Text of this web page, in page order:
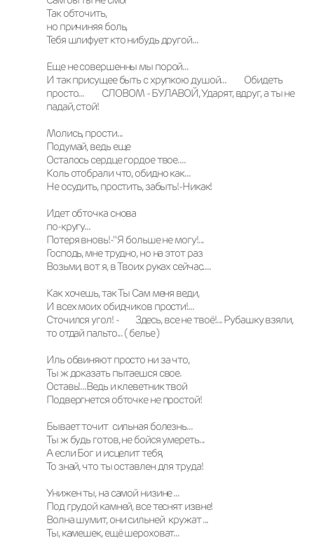
Так обточить,
но причиняя боль,
Тебя шлифует кто нибудь другой...
Еще не совершенны мы порой...
И так присущее быть с хрупкою душой...         Обидеть
просто...         СЛОВОМ - БУЛАВОЙ, Ударят, вдруг, а ты не
падай, стой!
Молись, прости...
Подумай, ведь еще
Осталось сердце гордое твое....
Коль отобрали что, обидно как...
Не осудить, простить, забыть!-Никак!
Идет обточка снова
по-кругу...
Потеря вновь!-" Я больше не могу!...
Господь, мне трудно, но на этот раз
Возьми, вот я, в Твоих руках сейчас....
Как хочешь, так Ты Сам меня веди,
И всех моих обидчиков прости!...
Сточился угол! -        Здесь, все не твоё!... Рубашку взяли,
то отдай пальто... ( белье )
Иль обвиняют просто ни за что,
Ты ж доказать пытаешся свое.
Оставь!...Ведь и клеветник твой
Подвергнется обточке не простой!
Бывает точит  сильная болезнь...
Ты ж будь готов, не бойся умереть...
А если Бог и исцелит тебя,
То знай, что ты оставлен для труда!
Унижен ты, на самой низине ...
Под грудой камней, все теснят извне!
Волна шумит, они сильней  кружат ...
Ты, камешек, ещё шероховат...